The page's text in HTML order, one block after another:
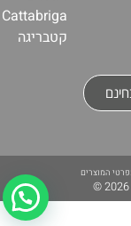
Cattabriga
קטבריגה
המוצרים